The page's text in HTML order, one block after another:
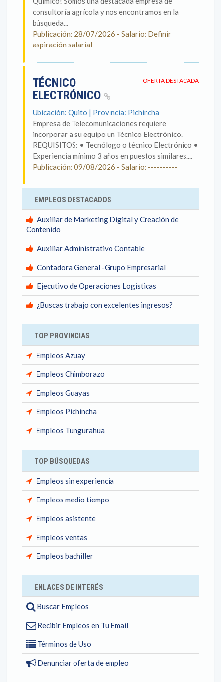
consultoría agrícola y nos encontramos en la
búsqueda...
Publicación: 28/07/2026 - Salario: Definir
aspiración salarial
OFERTA DESTACADA
TÉCNICO
ELECTRÓNICO
Ubicación: Quito | Provincia: Pichincha
Empresa de Telecomunicaciones requiere
incorporar a su equipo un Técnico Electrónico.
REQUISITOS: • Tecnólogo o técnico Electrónico •
Experiencia mínimo 3 años en puestos similares....
Publicación: 09/08/2026 - Salario: ----------
EMPLEOS DESTACADOS
Auxiliar de Marketing Digital y Creación de
Contenido
Auxiliar Administrativo Contable
Contadora General -Grupo Empresarial
Ejecutivo de Operaciones Logisticas
¿Buscas trabajo con excelentes ingresos?
TOP PROVINCIAS
Empleos Azuay
Empleos Chimborazo
Empleos Guayas
Empleos Pichincha
Empleos Tungurahua
TOP BÚSQUEDAS
Empleos sin experiencia
Empleos medio tiempo
Empleos asistente
Empleos ventas
Empleos bachiller
ENLACES DE INTERÉS
Buscar Empleos
Recibir Empleos en Tu Email
Términos de Uso
Denunciar oferta de empleo